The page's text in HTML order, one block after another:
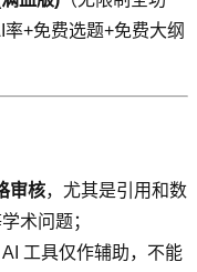
率+免费选题+免费大纲
审核，尤其是引用和数
术问题；
AI 工具仅作辅助，不能